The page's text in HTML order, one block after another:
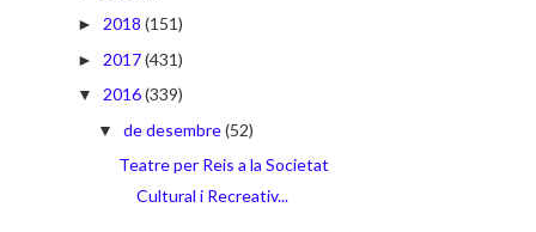
► 2018 (151)
► 2017(431)
▼ 2016(339)
▼ de desembre(52)
Teatre per Reis a la Societat
Cultural i Recreativ...